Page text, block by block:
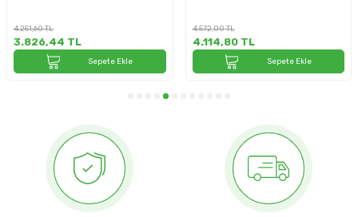
4.251,60TL
3.826,44 TL
Sepete Ekle
4.572,00TL
4.114,80TL
Sepete Ekle